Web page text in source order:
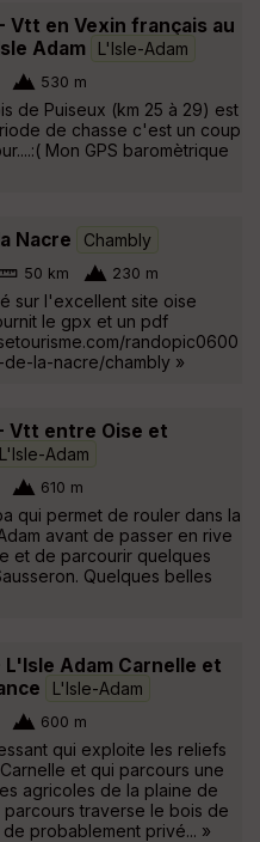
Vtt en Vexin français au
Adam
L'Isle-Adam
530 m
de Puiseux (km 25 à 29) est
de chasse c'est un coup
Mon GPS baromètrique
Nacre Chambly
50 km 230 m
sur l'excellent site oise
le gpx et un pdf
randopic0600
la-nacre/chambly »
Vtt entre Oise et
L'Isle-Adam
610 m
qui permet de rouler dans la
avant de passer en rive
et de parcourir quelques
Quelques belles
L'Isle Adam Carnelle et
L'Isle-Adam
600 m
qui exploite les reliefs
et qui parcours une
agricoles de la plaine de
parcours traverse le bois de
probablement privé... »